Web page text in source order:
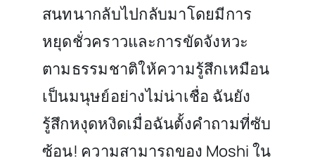
สนทนากลับไปกลับมาโดยมีการ
หยุดชั่วคราวและการขัดจังหวะ
ตามธรรมชาติให้ความรู้สึกเหมือน
เป็นมนุษย์อย่างไม่น่าเชื่อ ฉันยัง
รู้สึกหงุดหงิดเมื่อฉันตั้งคำถามที่ซับ
ซ้อน! ความสามารถของ Moshi ใน